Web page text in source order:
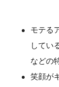
モテる
してい
などの
笑顔が